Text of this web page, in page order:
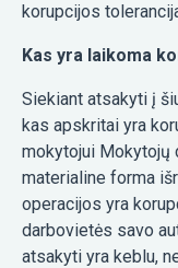
korupcijos
Kas yra laikoma
Siekiant atsakyti į
kas apskritai yra
mokytojui Mokytojų
materialine forma
operacijos yra
darbovietės savo
atsakyti yra keblu,